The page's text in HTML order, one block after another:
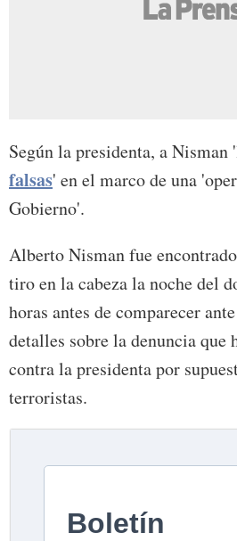
Según la presidenta, a Nisman
falsas' en el marco de una
Gobierno'.
Alberto Nisman fue
tiro en la cabeza la noche del
horas antes de comparecer
detalles sobre la denuncia que
contra la presidenta por
terroristas.